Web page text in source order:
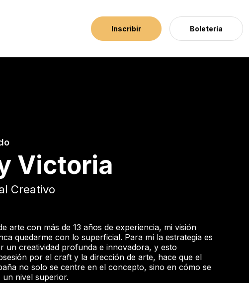
Inscribir Boletería
Victoria
Creativo
arte con más de 13 años de experiencia, mi visión
quedarme con lo superficial. Para mí la estrategia es
un creatividad profunda e innovadora, y esto
por el craft y la dirección de arte, hace que el
no solo se centre en el concepto, sino en cómo se
un nivel superior.